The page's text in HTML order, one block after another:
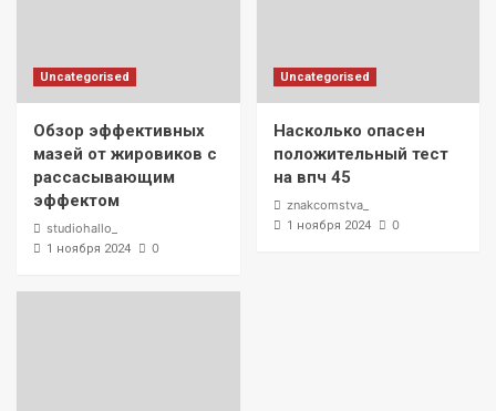
Uncategorised
Обзор эффективных
мазей от жировиков с
рассасывающим
эффектом
studiohallo_
1 ноября 2024 0
Uncategorised
Насколько опасен
положительный тест
на впч 45
znakcomstva_
1 ноября 2024 0